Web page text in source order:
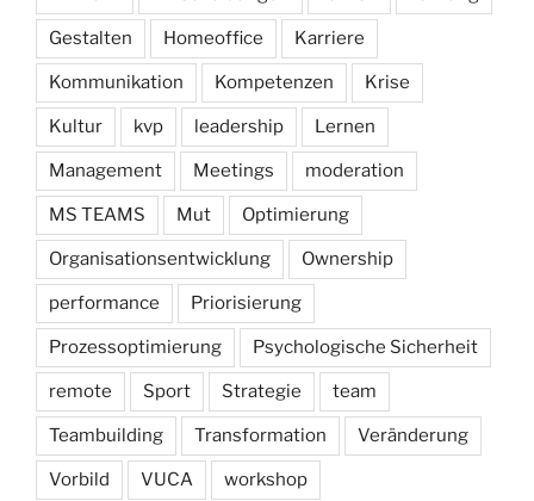
Gestalten Homeoffice Karriere
Kommunikation Kompetenzen Krise
Kultur kvp leadership Lernen
Management Meetings moderation
MS TEAMS Mut Optimierung
Organisationsentwicklung Ownership
performance Priorisierung
Prozessoptimierung Psychologische Sicherheit
remote Sport Strategie team
Teambuilding Transformation Veränderung
Vorbild VUCA workshop